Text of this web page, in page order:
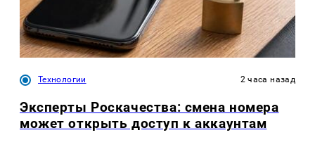
Технологии 2 часа назад
Эксперты Роскачества: смена номера
может открыть доступ к аккаунтам